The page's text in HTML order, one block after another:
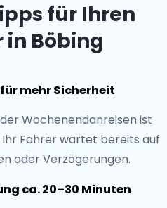
für Ihren
in Böbing
für mehr Sicherheit
Wochenendanreisen ist
Fahrer wartet bereits auf
oder Verzögerungen.
ca. 20–30 Minuten